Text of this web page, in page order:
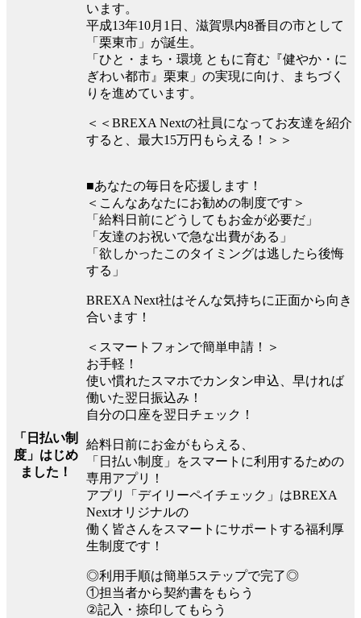
います。
平成13年10月1日、滋賀県内8番目の市として
「栗東市」が誕生。
「ひと・まち・環境 ともに育む『健やか・に
ぎわい都市』栗東」の実現に向け、まちづく
りを進めています。
＜＜BREXA Nextの社員になってお友達を紹介
すると、最大15万円もらえる！＞＞
「日払い制
度」はじめ
ました！
■あなたの毎日を応援します！
＜こんなあなたにお勧めの制度です＞
「給料日前にどうしてもお金が必要だ」
「友達のお祝いで急な出費がある」
「欲しかったこのタイミングは逃したら後悔
する」
BREXA Next社はそんな気持ちに正面から向き
合います！
＜スマートフォンで簡単申請！＞
お手軽！
使い慣れたスマホでカンタン申込、早ければ
働いた翌日振込み！
自分の口座を翌日チェック！
給料日前にお金がもらえる、
「日払い制度」をスマートに利用するための
専用アプリ！
アプリ「デイリーペイチェック」はBREXA
Nextオリジナルの
働く皆さんをスマートにサポートする福利厚
生制度です！
◎利用手順は簡単5ステップで完了◎
①担当者から契約書をもらう
②記入・捺印してもらう